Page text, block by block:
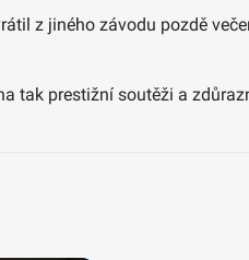
z jiného závodu pozdě
tak prestižní soutěži a